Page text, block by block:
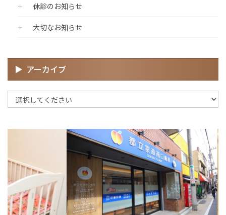
休診のお知らせ
大切なお知らせ
アーカイブ